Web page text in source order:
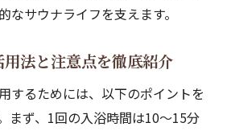
なサウナライフを支えます。
法と注意点を徹底紹介
するためには、以下のポイントを
まず、1回の入浴時間は10～15分